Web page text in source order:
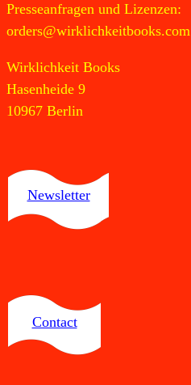
Presseanfragen und Lizenzen:
orders@wirklichkeitbooks.com
Wirklichkeit Books
Hasenheide 9
10967 Berlin
Newsletter
Contact